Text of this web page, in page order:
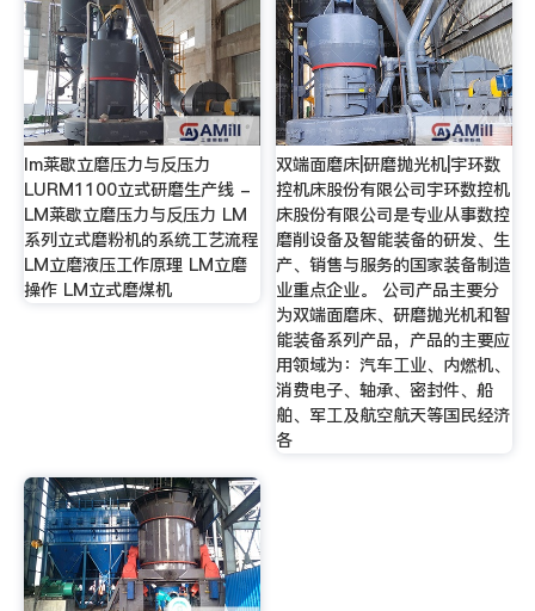
lm莱歇立磨压力与反压力
LURM1100立式研磨生产线 -
LM莱歇立磨压力与反压力 LM
系列立式磨粉机的系统工艺流程
LM立磨液压工作原理 LM立磨
操作 LM立式磨煤机
双端面磨床|研磨抛光机|宇环数
控机床股份有限公司宇环数控机
床股份有限公司是专业从事数控
磨削设备及智能装备的研发、生
产、销售与服务的国家装备制造
业重点企业。 公司产品主要分
为双端面磨床、研磨抛光机和智
能装备系列产品，产品的主要应
用领域为：汽车工业、内燃机、
消费电子、轴承、密封件、船
舶、军工及航空航天等国民经济
各